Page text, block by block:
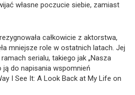
własne poczucie siebie, zamiast
całkowicie z aktorstwa,
mniejsze role w ostatnich latach. Jej
serialu, takiego jak „Nasza
ją do napisania wspomnień
I See It: A Look Back at My Life on